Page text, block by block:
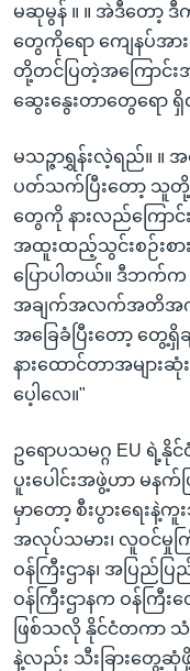
မဆုမွန် ။ ။ အဲဒီတော့
တွေကိုရော ကျေနပ်အ
တို့တင်ပြတဲ့အကြောင်း
ဆွေးနွေးတာတွေရော ရှိ
မသဉ္ဇာရွှန်းလဲ့ရည်။ ။
ပတ်သက်ပြီးတော့ သူတို့
တွေကို နားလည်ကြောင်
အထူးထည့်သွင်းစဉ်းစာ
ပြောပါတယ်။ ဒီဘက်
အချက်အလက်အတိအကျနဲ့
အခြေခံပြီးတော့ တွေ့
နားထောင်တာအများ
ပေ့ါလေ။"
ဥရောပသမဂ္ဂ EU ရဲ့
ပူးပေါင်းအဖွဲ့ဟာ မန
မှာတော့ စီးပွားရေးနဲ့ကူ
အလုပ်သမား၊ လူဝင်မှုက
ဝန်ကြီးဌာန၊ အပြည်ပ
ဝန်ကြီးဌာနက ဝန်ကြီး
ဖြစ်သလို နိုင်ငံတကာ
နဲ့လည်း သီးခြားတွေ့ဆုံ